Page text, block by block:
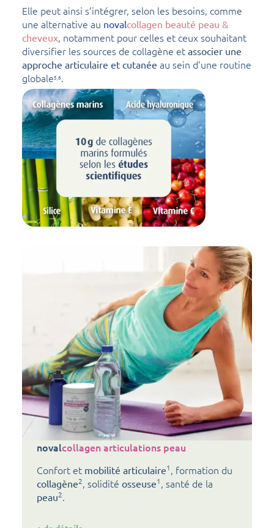
Elle peut ainsi s’intégrer, selon les besoins, comme
une alternative au novalcollagen beauté peau &
cheveux, notamment pour celles et ceux souhaitant
diversifier les sources de collagène et associer une
approche articulaire et cutanée au sein d’une routine
globale5,6.
novalcollagen articulations peau
Confort et mobilité articulaire1, formation du
collagène2, solidité osseuse1, santé de la
peau2.